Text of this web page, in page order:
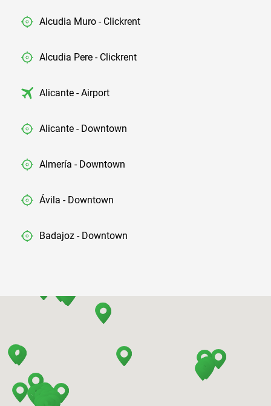
Alcudia Muro - Clickrent
Alcudia Pere - Clickrent
Alicante - Airport
Alicante - Downtown
Almería - Downtown
Ávila - Downtown
Badajoz - Downtown
Barcelona - El Prat
Barcelona - Mataro